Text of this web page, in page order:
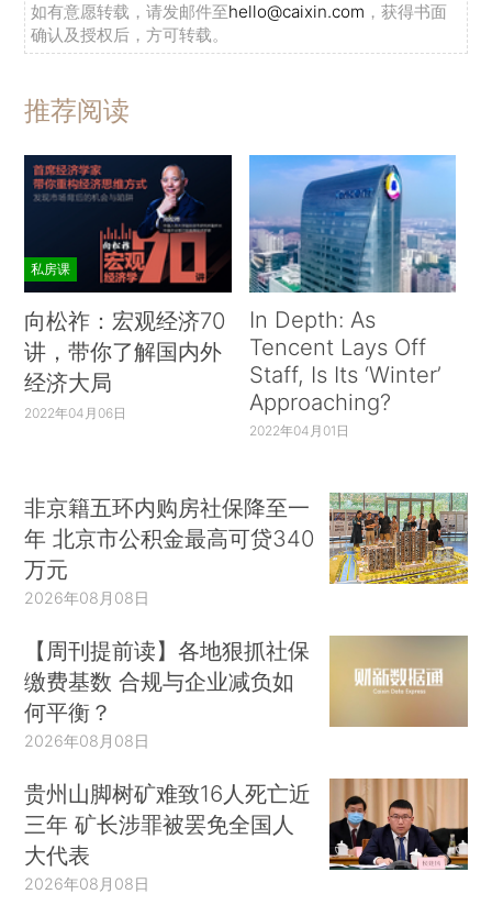
如有意愿转载，请发邮件至hello@caixin.com ，获得书面
确认及授权后，方可转载。
推荐阅读
私房课
向松祚：宏观经济70
讲，带你了解国内外
经济大局
2022年04月06日
In Depth: As
Tencent Lays Off
Staff, Is Its ‘Winter’
Approaching?
2022年04月01日
非京籍五环内购房社保降至一
年 北京市公积金最高可贷340
万元
2026年08月08日
【周刊提前读】各地狠抓社保
缴费基数 合规与企业减负如
何平衡？
2026年08月08日
贵州山脚树矿难致16人死亡近
三年 矿长涉罪被罢免全国人
大代表
2026年08月08日